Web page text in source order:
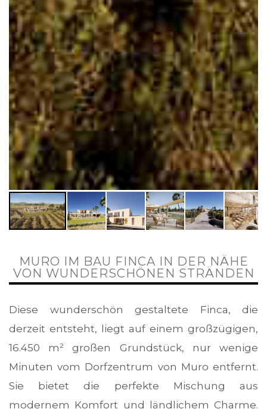
MURO ​​IM BAU FINCA IN DER NÄHE
VON WUNDERSCHÖNEN STRÄNDEN
Diese wunderschön gestaltete Finca, die
derzeit entsteht, liegt auf einem großzügigen,
16.450 m² großen Grundstück, nur wenige
Minuten vom Dorfzentrum von Muro entfernt.
Sie bietet die perfekte Mischung aus
modernem Komfort und ländlichem Charme.